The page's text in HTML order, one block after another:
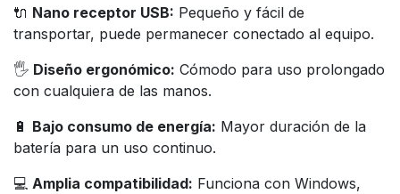
🔌 Nano receptor USB: Pequeño y fácil de
transportar, puede permanecer conectado al equipo.
🖐️ Diseño ergonómico: Cómodo para uso prolongado
con cualquiera de las manos.
🔋 Bajo consumo de energía: Mayor duración de la
batería para un uso continuo.
💻 Amplia compatibilidad: Funciona con Windows,